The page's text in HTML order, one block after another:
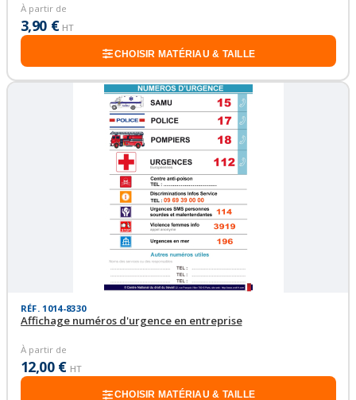
À partir de
3,90 € HT
CHOISIR MATÉRIAU & TAILLE
RÉF. 1014-8330
Affichage numéros d'urgence en entreprise
À partir de
12,00 € HT
CHOISIR MATÉRIAU & TAILLE